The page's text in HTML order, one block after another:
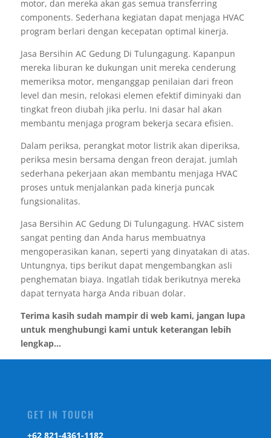
motor, dan mereka akan gas semua transferring
components. Sederhana kegiatan dapat menjaga HVAC
program berlari dengan kecepatan optimal kinerja.
Jasa Bersihin AC Gedung Di Tulungagung. Kapanpun
mereka liburan ke dukungan unit mereka cenderung
memeriksa motor, menganggap penilaian dari freon
level dan mesin, relokasi elemen efektif diminyaki dan
tingkat freon diubah jika perlu. Ini dasar hal akan
membantu menjaga program bekerja secara efisien.
Dalam periksa, perangkat motor listrik akan diperiksa,
periksa mesin bersama dengan freon derajat. jumlah
sederhana pekerjaan akan membantu menjaga HVAC
proses untuk menjalankan pada kinerja puncak
fungsionalitas.
Jasa Bersihin AC Gedung Di Tulungagung. HVAC sistem
sangat penting dan Anda harus membuatnya
mengoperasikan kanan, seperti yang dinyatakan di atas.
Untungnya, tips berikut dapat mengembangkan asli
penghematan biaya. Ingatlah tidak berikutnya mereka
dapat ternyata harga Anda ribuan dolar.
Terima kasih sudah mampir di web kami, jangan lupa
untuk menghubungi kami untuk keterangan lebih
lengkap...
GET IN TOUCH
‎+62 821-4361-1182